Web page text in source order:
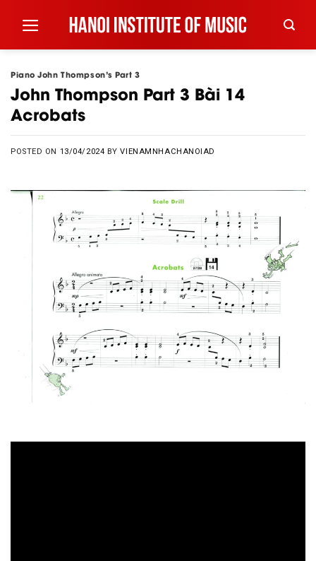
Piano John Thompson’s Part 3
John Thompson Part 3 Bài 14
Acrobats
POSTED ON 13/04/2024 BYVIENAMNHACHANOIAD